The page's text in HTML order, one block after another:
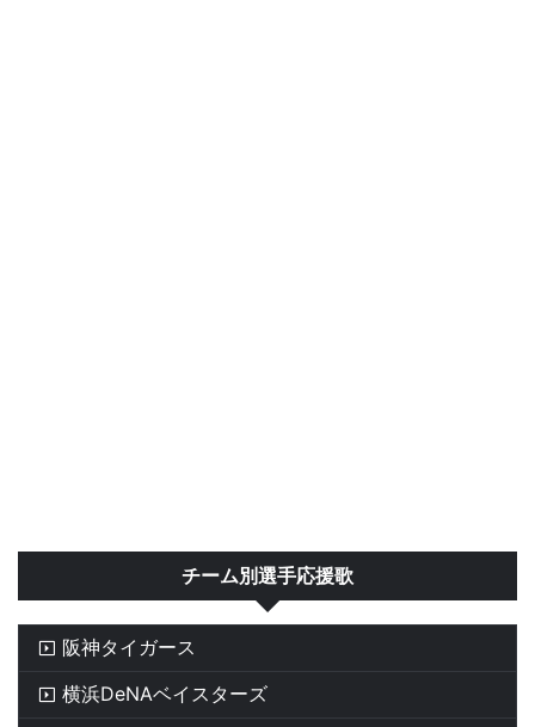
チーム別選手応援歌
阪神タイガース
横浜DeNAベイスターズ